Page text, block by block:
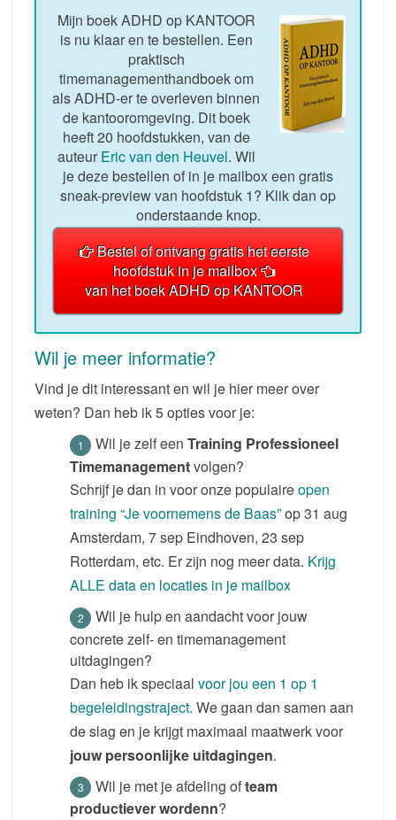
Mijn boek ADHD op KANTOOR
is nu klaar en te bestellen. Een
praktisch
timemanagementhandboek om
als ADHD-er te overleven binnen
de kantooromgeving. Dit boek
heeft 20 hoofdstukken, van de
auteur Eric van den Heuvel. Wil
je deze bestellen of in je mailbox een gratis
sneak-preview van hoofdstuk 1? Klik dan op
onderstaande knop.
Bestel of ontvang gratis het eerste
hoofdstuk in je mailbox
van het boek ADHD op KANTOOR
Wil je meer informatie?
Vind je dit interessant en wil je hier meer over
weten? Dan heb ik 5 opties voor je:
Wil je zelf een Training Professioneel
Timemanagementvolgen?
Schrijf je dan in voor onze populaireopen
training “Je voornemens de Baas”op 31 aug
Amsterdam, 7 sep Eindhoven, 23 sep
Rotterdam, etc. Er zijn nog meer data. Krijg
ALLE data en locaties in je mailbox
Wil je hulp en aandacht voor jouw
concrete zelf- en timemanagement
uitdagingen?
Dan heb ik speciaal voor jou een 1 op 1
begeleidingstraject. We gaan dan samen aan
de slag en je krijgt maximaal maatwerk voor
jouw persoonlijke uitdagingen.
Wil je met je afdeling ofteam
productiever wordenn?